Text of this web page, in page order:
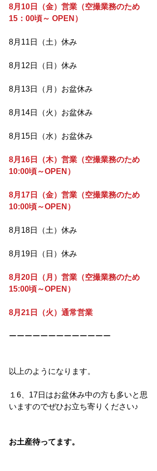
8月10日（金）営業（空撮業務のため
15：00頃～ OPEN）
8月11日（土）休み
8月12日（日）休み
8月13日（月）お盆休み
8月14日（火）お盆休み
8月15日（水）お盆休み
8月16日（木）営業（空撮業務のため
10:00頃～OPEN）
8月17日（金）営業（空撮業務のため
10:00頃～OPEN）
8月18日（土）休み
8月19日（日）休み
8月20日（月）営業（空撮業務のため
15:00頃～OPEN）
8月21日（火）通常営業
ーーーーーーーーーーーーー
以上のようになります。
１6、17日はお盆休み中の方も多いと思
いますのでぜひお立ち寄りください♪
お土産待ってます。